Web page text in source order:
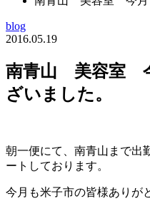
blog
2016.05.19
南青山 美容室
ざいました。
朝一便にて、南青山まで出
ートしております。
今月も米子市の皆様ありが